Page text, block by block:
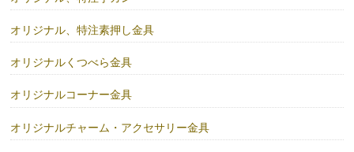
オリジナル、特注素押し金具
オリジナルくつべら金具
オリジナルコーナー金具
オリジナルチャーム・アクセサリー金具